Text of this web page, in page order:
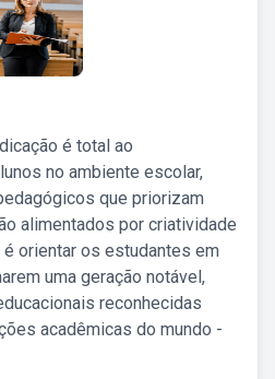
é total ao
no ambiente escolar,
que priorizam
alimentados por criatividade
orientar os estudantes em
uma geração notável,
reconhecidas
acadêmicas do mundo -